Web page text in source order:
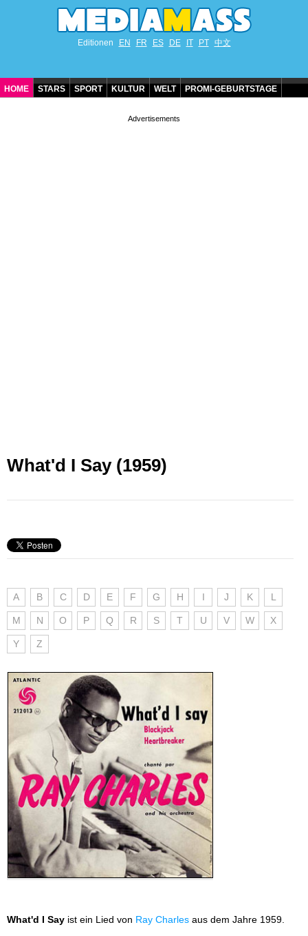
Editionen EN FR ES DE IT PT 中文
HOME STARS SPORT KULTUR WELT PROMI-GEBURTSTAGE
What'd I Say (1959)
A B C D E F G H I J K L
M N O P Q R S T U V W X
Y Z
What'd I Say ist ein Lied von Ray Charles aus dem Jahre 1959.